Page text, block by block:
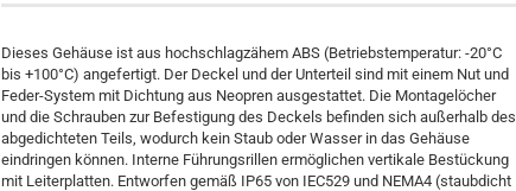
Dieses Gehäuse ist aus hochschlagzähem ABS (Betriebstemperatur: -20°C
bis +100°C) angefertigt. Der Deckel und der Unterteil sind mit einem Nut und
Feder-System mit Dichtung aus Neopren ausgestattet. Die Montagelöcher
und die Schrauben zur Befestigung des Deckels befinden sich außerhalb des
abgedichteten Teils, wodurch kein Staub oder Wasser in das Gehäuse
eindringen können. Interne Führungsrillen ermöglichen vertikale Bestückung
mit Leiterplatten. Entworfen gemäß IP65 von IEC529 und NEMA4 (staubdicht